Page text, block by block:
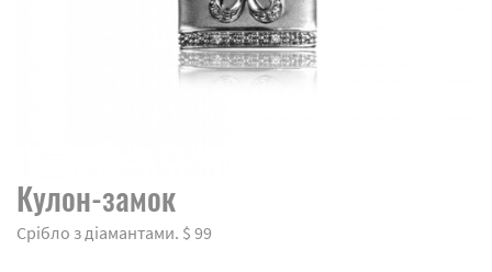
Кулон-замок
Срібло з діамантами. $ 99